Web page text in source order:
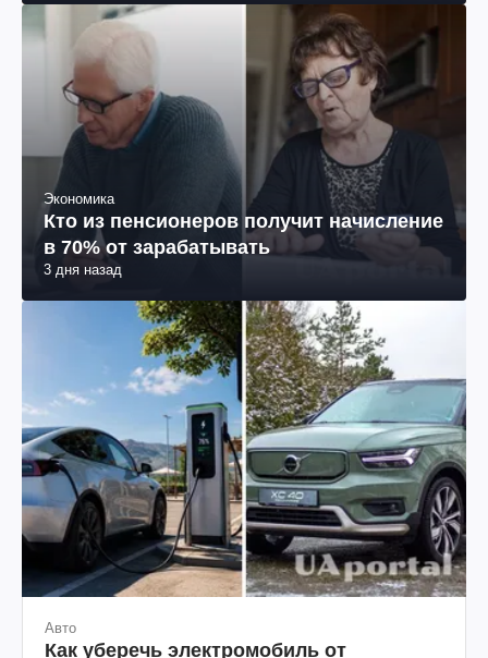
Экономика
Кто из пенсионеров получит начисление
в 70% от зарабатывать
3 дня назад
Авто
Как уберечь электромобиль от